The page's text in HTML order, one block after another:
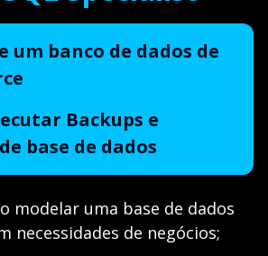
um banco de dados de
Backups e
base de dados
modelar uma base de dados
necessidades de negócios;